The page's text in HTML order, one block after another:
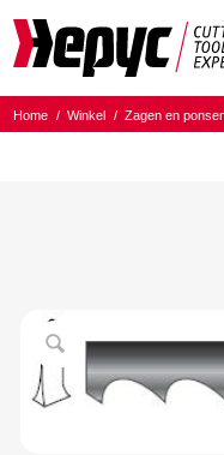
Home / Winkel / Zagen en